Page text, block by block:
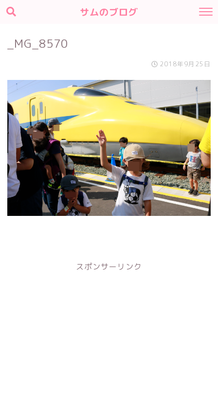
サムのブログ
_MG_8570
2018年9月25日
スポンサーリンク